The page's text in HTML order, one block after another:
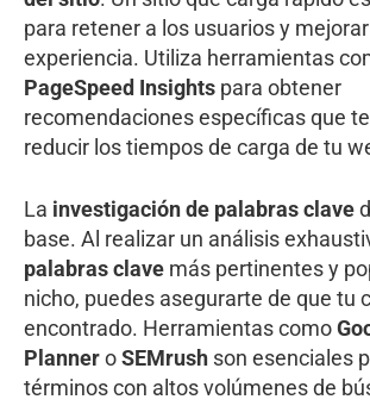
para retener a los usuarios y
experiencia. Utiliza herramientas
PageSpeed Insights para obtener
recomendaciones específicas que
reducir los tiempos de carga de tu
La investigación de palabras clave
base. Al realizar un análisis
palabras clave más pertinentes y
nicho, puedes asegurarte de que tu
encontrado. Herramientas como
PlanneroSEMrush son esenciales
términos con altos volúmenes de